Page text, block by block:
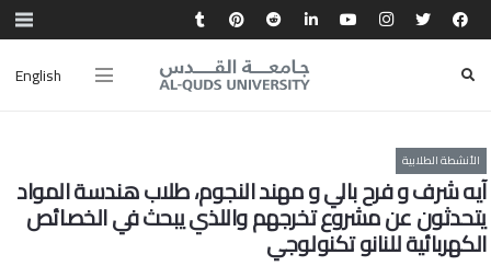
English
الأنشطة الطلابية
آيه شرف و فرح بالي و مهند النجوم، طلاب هندسة المواد
يتحدثون عن مشروع تخرجهم واللذي يبحث في الخصائص
الكهربائية للنانو تكنولوجي